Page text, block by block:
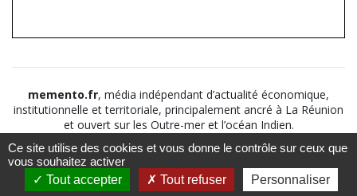
memento.fr, média indépendant d’actualité économique,
institutionnelle et territoriale, principalement ancré à La Réunion
et ouvert sur les Outre-mer et l’océan Indien.
©2026
Mémento
Suivez nous sur Notice légale
Politique de
confidentialité-CGV-CGU
Ce site utilise des cookies et vous donne le contrôle sur ceux que
vous souhaitez activer
Tout accepter
Tout refuser
Personnaliser